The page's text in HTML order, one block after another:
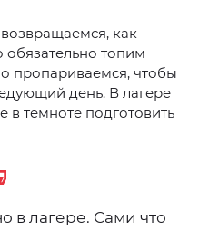
как
обязательно топим
пропариваемся, чтобы
день. В лагере
в темноте подготовить
в лагере. Сами что